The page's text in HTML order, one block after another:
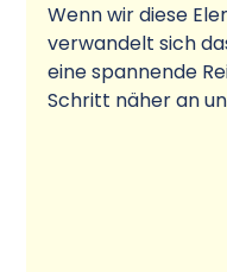
Wenn wir diese
verwandelt sich
eine spannende
Schritt näher an